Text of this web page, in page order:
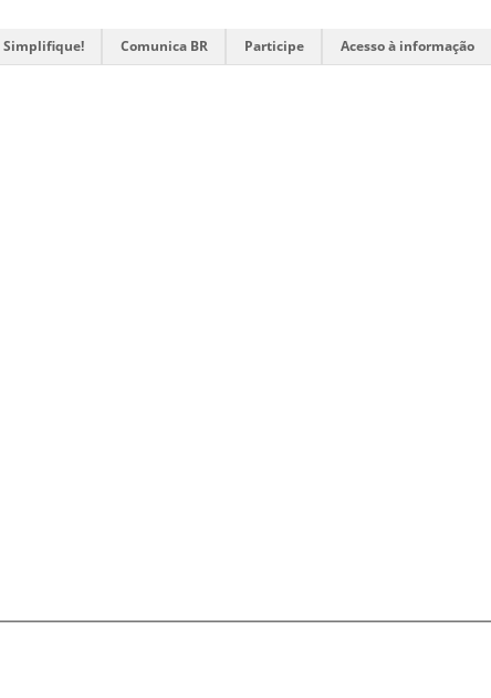
Simplifique! Comunica BR Participe Acesso à informação